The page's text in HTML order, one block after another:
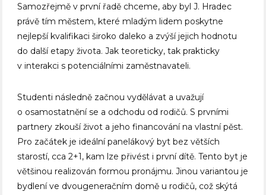
Samozřejmě v první řadě chceme, aby byl J. Hradec
právě tím městem, které mladým lidem poskytne
nejlepší kvalifikaci široko daleko a zvýší jejich hodnotu
do další etapy života. Jak teoreticky, tak prakticky
v interakci s potenciálními zaměstnavateli.
Studenti následně začnou vydělávat a uvažují
o osamostatnění se a odchodu od rodičů. S prvními
partnery zkouší život a jeho financování na vlastní pěst.
Pro začátek je ideální panelákový byt bez větších
starostí, cca 2+1, kam lze přivést i první dítě. Tento byt je
většinou realizován formou pronájmu. Jinou variantou je
bydlení ve dvougeneračním domě u rodičů, což skýtá